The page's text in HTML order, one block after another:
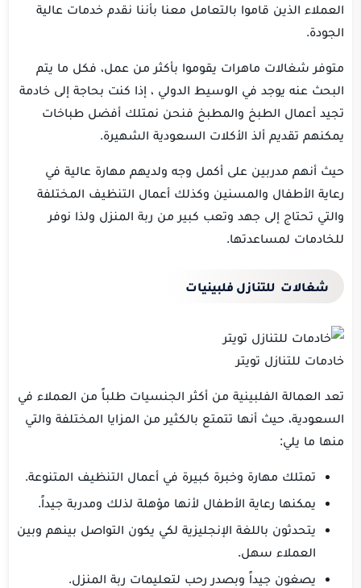
العملاء الذين قاموا بالتعامل معنا بأننا نقدم خدمات عالية
الجودة.
متوفر شغالات ماهرات يقوموا بأكثر من عمل، فكل ما يتم
البحث عنه يوجد في الوسيط الدولي ، إذا كنت بحاجة إلى خادمة
تجيد أعمال الطبخ والمطبخ فنحن نمتلك أفضل طباخات
يمكنهم تقديم ألذ الأكلات السعودية الشهيرة.
حيث أنهم مدربين على أكمل وجه ولديهم مهارة عالية في
رعاية الأطفال والمسنين وكذلك أعمال التنظيف المختلفة
والتي تحتاج إلى جهد وتعب كبير من ربة المنزل ولذا نوفر
للخادمات لمساعدتها.
شغالات للتنازل فلبينيات
خادمات للتنازل تويتر
تعد العمالة الفلبينية من أكثر الجنسيات طلباً من العملاء في
السعودية، حيث أنها تتمتع بالكثير من المزايا المختلفة والتي
منها ما يلي:
تمتلك مهارة وخبرة كبيرة في أعمال التنظيف المتنوعة.
يمكنها رعاية الأطفال لأنها مؤهلة لذلك ومدربة جيداً.
يتحدثون باللغة الإنجليزية لكي يكون التواصل بينهم وبين
العملاء سهل.
يصغون جيداً وبصدر رحب لتعليمات ربة المنزل.